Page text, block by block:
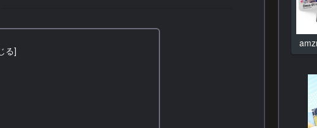
Resolve Premiere